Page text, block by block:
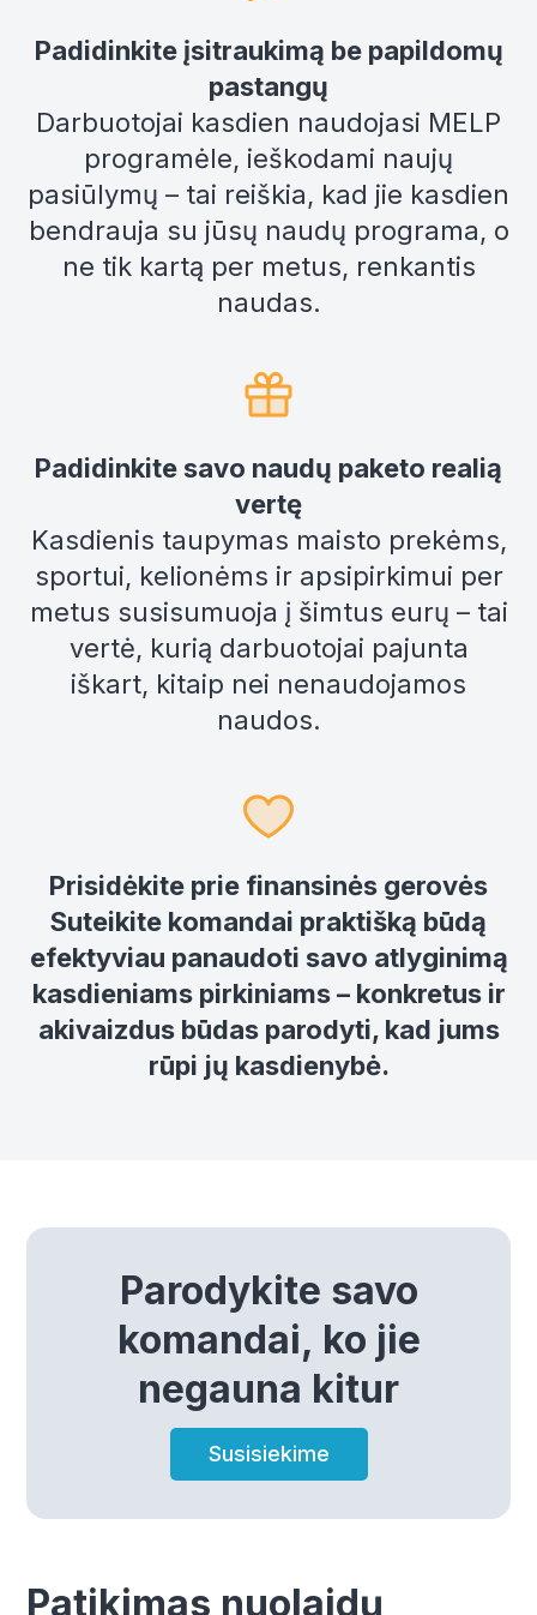
Padidinkite įsitraukimą be papildomų
pastangų
Darbuotojai kasdien naudojasi MELP
programėle, ieškodami naujų
pasiūlymų – tai reiškia, kad jie kasdien
bendrauja su jūsų naudų programa, o
ne tik kartą per metus, renkantis
naudas.
Padidinkite savo naudų paketo realią
vertę
Kasdienis taupymas maisto prekėms,
sportui, kelionėms ir apsipirkimui per
metus susisumuoja į šimtus eurų – tai
vertė, kurią darbuotojai pajunta
iškart, kitaip nei nenaudojamos
naudos.
Prisidėkite prie finansinės gerovės
Suteikite komandai praktišką būdą
efektyviau panaudoti savo atlyginimą
kasdieniams pirkiniams – konkretus ir
akivaizdus būdas parodyti, kad jums
rūpi jų kasdienybė.
Parodykite savo
komandai, ko jie
negauna kitur
Susisiekime
Patikimas nuolaidų